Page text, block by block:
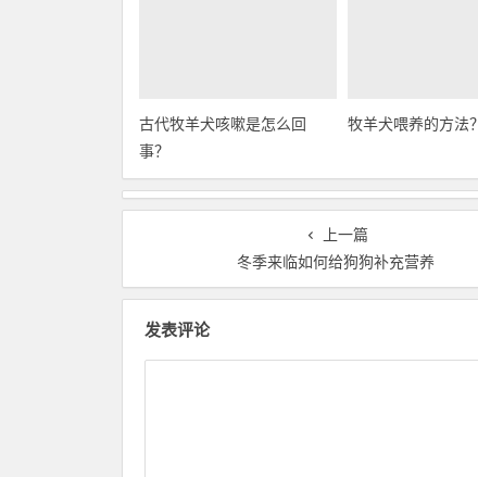
古代牧羊犬咳嗽是怎么回
事？
牧羊犬喂养的方法？
上一篇
冬季来临如何给狗狗补充营养
发表评论